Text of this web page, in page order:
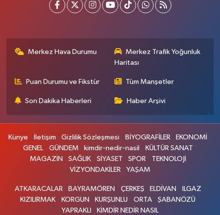
Merkez Hava Durumu
Merkez Trafik Yoğunluk
Haritası
Puan Durumu ve Fikstür Tüm Manşetler
Son Dakika Haberleri Haber Arşivi
Künye İletişim Gizlilik Sözleşmesi BİYOGRAFİLER
EKONOMİ
GENEL
GÜNDEM kimdir-nedir-nasil
KÜLTÜR SANAT
MAGAZİN
SAĞLIK SİYASET SPOR
TEKNOLOJİ
VİZYONDAKİLER
YAŞAM
ATKARACALAR BAYRAMÖREN ÇERKEŞ ELDİVAN
ILGAZ
KIZILIRMAK
KORGUN KURŞUNLU ORTA
ŞABANÖZÜ
YAPRAKLI
KİMDİR NEDİR NASIL